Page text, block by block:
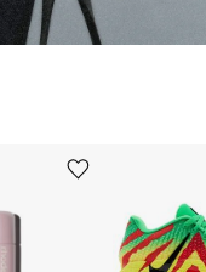
Ürünü istek listesine ekle veya listeden çıkar